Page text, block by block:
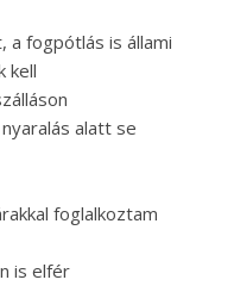
a fogpótlás is állami
kell
alatt se
foglalkoztam
is elfér